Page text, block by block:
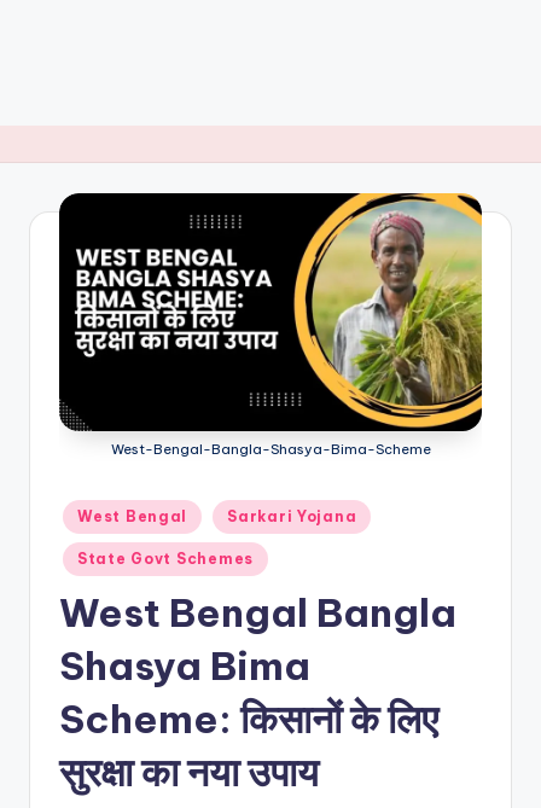
West-Bengal-Bangla-Shasya-Bima-Scheme
Posted
in
West Bengal Sarkari Yojana
State Govt Schemes
West Bengal Bangla
Shasya Bima
Scheme: किसानों के लिए
सुरक्षा का नया उपाय